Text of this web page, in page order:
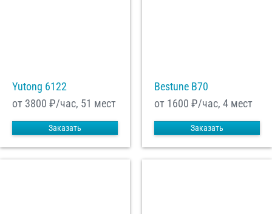
Yutong 6122
от 3800 ₽/час, 51 мест
Заказать
Bestune B70
от 1600 ₽/час, 4 мест
Заказать